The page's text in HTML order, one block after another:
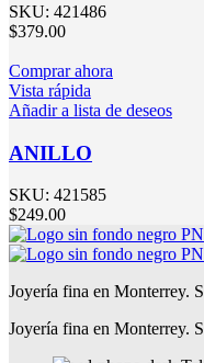
SKU: 421486
$379.00
Comprar ahora
Vista rápida
Añadir a lista de deseos
ANILLO
SKU: 421585
$249.00
Joyería fina en Monterrey.
Joyería fina en Monterrey.